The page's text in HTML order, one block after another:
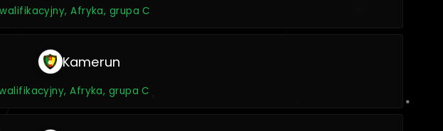
Afryka, grupa C
Kamerun
Afryka, grupa C